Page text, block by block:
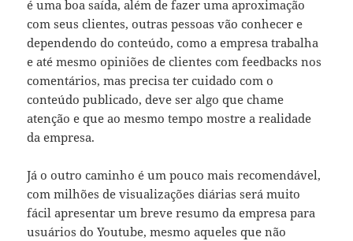
é uma boa saída, além de fazer uma aproximação
com seus clientes, outras pessoas vão conhecer e
dependendo do conteúdo, como a empresa trabalha
e até mesmo opiniões de clientes com feedbacks nos
comentários, mas precisa ter cuidado com o
conteúdo publicado, deve ser algo que chame
atenção e que ao mesmo tempo mostre a realidade
da empresa.
Já o outro caminho é um pouco mais recomendável,
com milhões de visualizações diárias será muito
fácil apresentar um breve resumo da empresa para
usuários do Youtube, mesmo aqueles que não